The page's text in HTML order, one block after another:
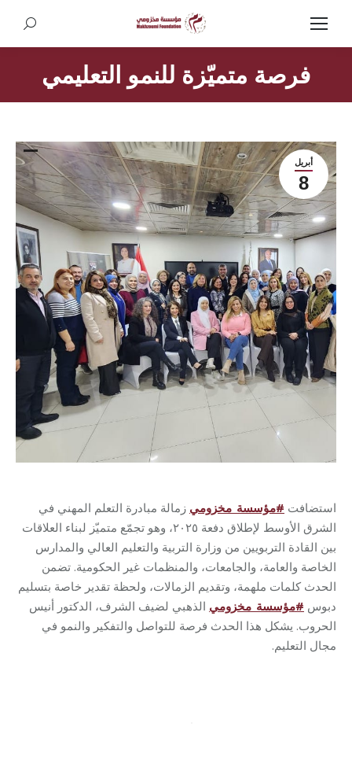
Search:
فرصة متميّزة للنمو التعليمي
أبريل
8
استضافت #مؤسسة_مخزومي زمالة مبادرة التعلم المهني في
الشرق الأوسط لإطلاق دفعة ٢٠٢٥، وهو تجمّع متميّز لبناء العلاقات
بين القادة التربويين من وزارة التربية والتعليم العالي والمدارس
الخاصة والعامة، والجامعات، والمنظمات غير الحكومية. تضمن
الحدث كلمات ملهمة، وتقديم الزمالات، ولحظة تقدير خاصة بتسليم
دبوس #مؤسسة_مخزومي الذهبي لضيف الشرف، الدكتور أنيس
الحروب. يشكل هذا الحدث فرصة للتواصل والتفكير والنمو في
مجال التعليم.